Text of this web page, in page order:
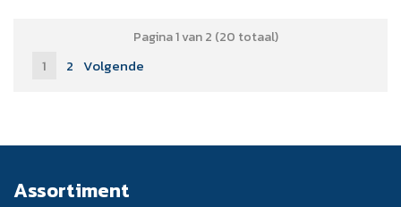
Pagina 1 van 2 (20 totaal)
1 2 Volgende
Assortiment